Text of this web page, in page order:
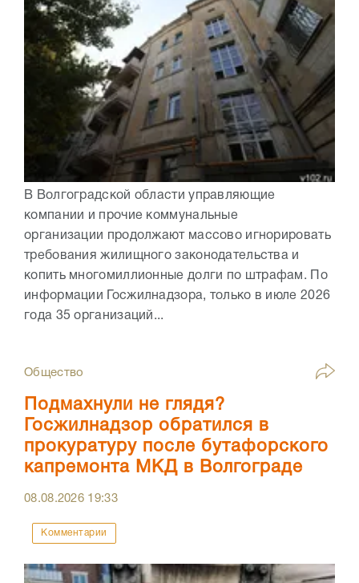
В Волгоградской области управляющие
компании и прочие коммунальные
организации продолжают массово игнорировать
требования жилищного законодательства и
копить многомиллионные долги по штрафам. По
информации Госжилнадзора, только в июле 2026
года 35 организаций...
Общество
Подмахнули не глядя?
Госжилнадзор обратился в
прокуратуру после бутафорского
капремонта МКД в Волгограде
08.08.2026 19:33
Комментарии